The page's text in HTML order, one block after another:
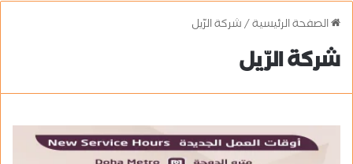
الصفحة الرئيسية/شركة الرّيل
شركة الرّيل